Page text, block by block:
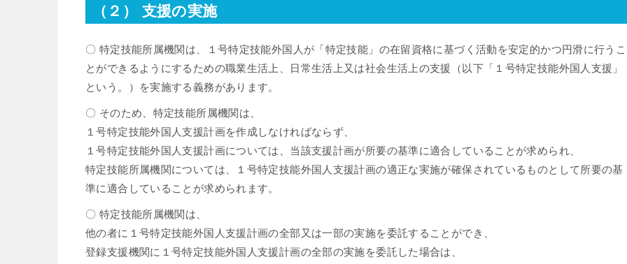
（２） 支援の実施
〇 特定技能所属機関は、１号特定技能外国人が「特定技能」の在留資格に基づく活動を安定的かつ円滑に行うこ
とができるようにするための職業生活上、日常生活上又は社会生活上の支援（以下「１号特定技能外国人支援」
という。）を実施する義務があります。
〇 そのため、特定技能所属機関は、
１号特定技能外国人支援計画を作成しなければならず、
１号特定技能外国人支援計画については、当該支援計画が所要の基準に適合していることが求められ、
特定技能所属機関については、１号特定技能外国人支援計画の適正な実施が確保されているものとして所要の基
準に適合していることが求められます。
〇 特定技能所属機関は、
他の者に１号特定技能外国人支援計画の全部又は一部の実施を委託することができ、
登録支援機関に１号特定技能外国人支援計画の全部の実施を委託した場合は、